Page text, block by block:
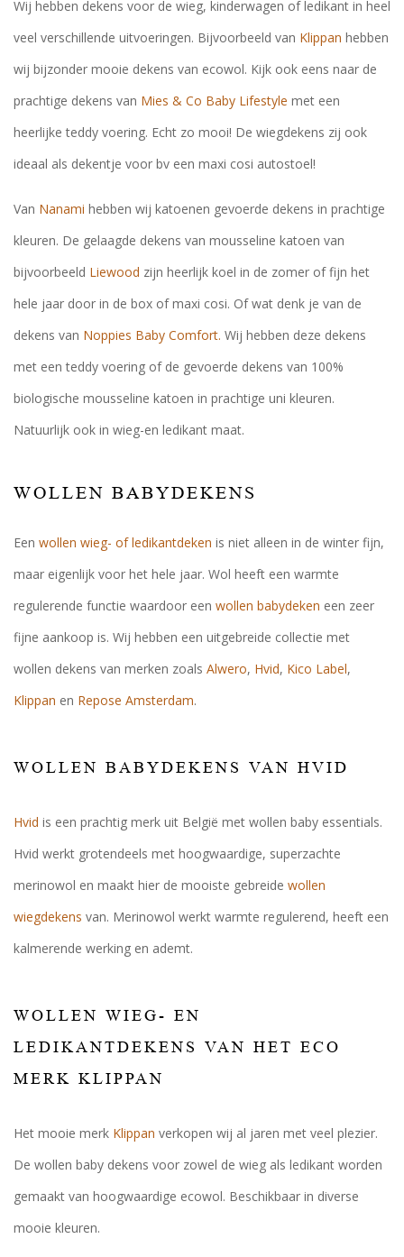
Wij hebben dekens voor de wieg, kinderwagen of ledikant in heel
veel verschillende uitvoeringen. Bijvoorbeeld van Klippan hebben
wij bijzonder mooie dekens van ecowol. Kijk ook eens naar de
prachtige dekens van Mies & Co Baby Lifestyle met een
heerlijke teddy voering. Echt zo mooi! De wiegdekens zij ook
ideaal als dekentje voor bv een maxi cosi autostoel!
Van Nanami hebben wij katoenen gevoerde dekens in prachtige
kleuren. De gelaagde dekens van mousseline katoen van
bijvoorbeeld Liewood zijn heerlijk koel in de zomer of fijn het
hele jaar door in de box of maxi cosi. Of wat denk je van de
dekens van Noppies Baby Comfort. Wij hebben deze dekens
met een teddy voering of de gevoerde dekens van 100%
biologische mousseline katoen in prachtige uni kleuren.
Natuurlijk ook in wieg-en ledikant maat.
WOLLEN BABYDEKENS
Een wollen wieg- of ledikantdeken is niet alleen in de winter fijn,
maar eigenlijk voor het hele jaar. Wol heeft een warmte
regulerende functie waardoor een wollen babydeken een zeer
fijne aankoop is. Wij hebben een uitgebreide collectie met
wollen dekens van merken zoals Alwero, Hvid, Kico Label,
Klippan en Repose Amsterdam.
WOLLEN BABYDEKENS VAN HVID
Hvid is een prachtig merk uit België met wollen baby essentials.
Hvid werkt grotendeels met hoogwaardige, superzachte
merinowol en maakt hier de mooiste gebreide wollen
wiegdekens van. Merinowol werkt warmte regulerend, heeft een
kalmerende werking en ademt.
WOLLEN WIEG- EN
LEDIKANTDEKENS VAN HET ECO
MERK KLIPPAN
Het mooie merk Klippan verkopen wij al jaren met veel plezier.
De wollen baby dekens voor zowel de wieg als ledikant worden
gemaakt van hoogwaardige ecowol. Beschikbaar in diverse
mooie kleuren.